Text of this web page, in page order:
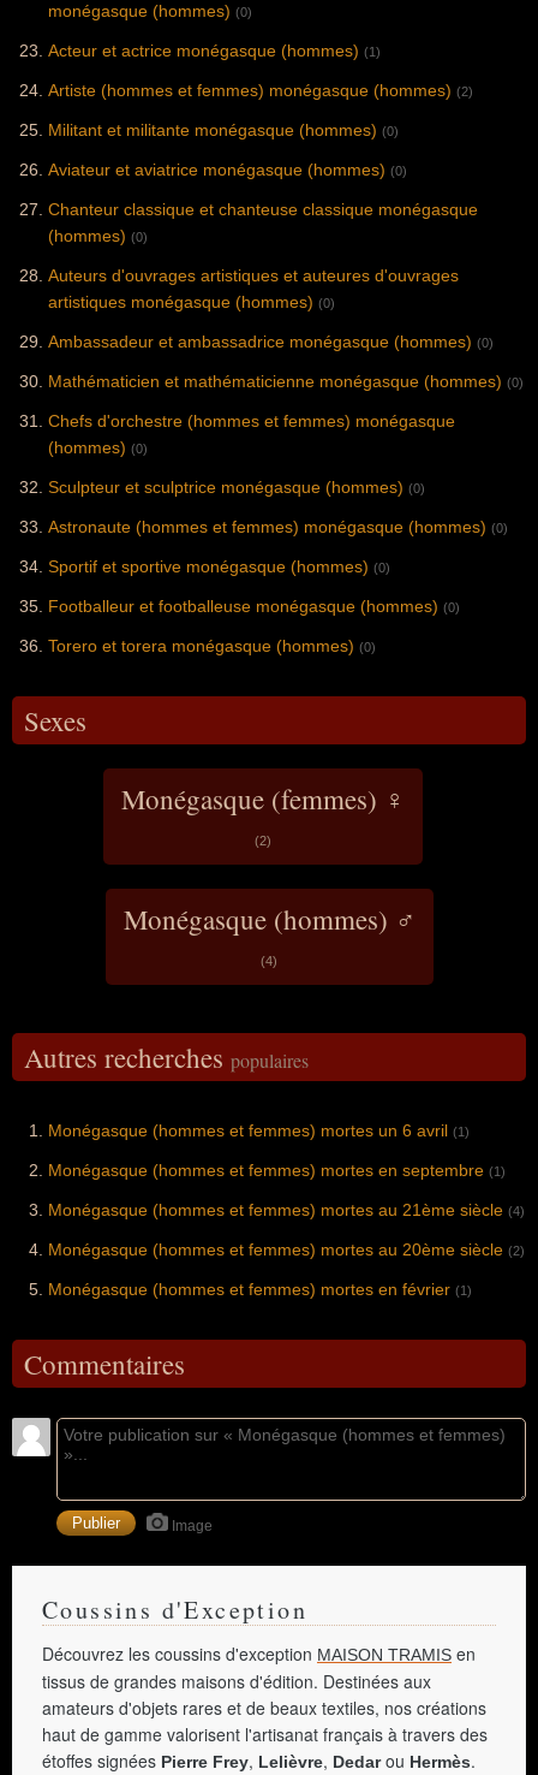
monégasque (hommes) (0)
Acteur et actrice monégasque (hommes) (1)
Artiste (hommes et femmes) monégasque (hommes) (2)
Militant et militante monégasque (hommes) (0)
Aviateur et aviatrice monégasque (hommes) (0)
Chanteur classique et chanteuse classique monégasque
(hommes) (0)
Auteurs d'ouvrages artistiques et auteures d'ouvrages
artistiques monégasque (hommes) (0)
Ambassadeur et ambassadrice monégasque (hommes) (0)
Mathématicien et mathématicienne monégasque (hommes) (0)
Chefs d'orchestre (hommes et femmes) monégasque
(hommes) (0)
Sculpteur et sculptrice monégasque (hommes) (0)
Astronaute (hommes et femmes) monégasque (hommes) (0)
Sportif et sportive monégasque (hommes) (0)
Footballeur et footballeuse monégasque (hommes) (0)
Torero et torera monégasque (hommes) (0)
Sexes
Monégasque (femmes) ♀
(2)
Monégasque (hommes) ♂
(4)
Autres recherches populaires
Monégasque (hommes et femmes) mortes un 6 avril (1)
Monégasque (hommes et femmes) mortes en septembre (1)
Monégasque (hommes et femmes) mortes au 21ème siècle (4)
Monégasque (hommes et femmes) mortes au 20ème siècle (2)
Monégasque (hommes et femmes) mortes en février (1)
Commentaires
Image
Coussins d'Exception
Découvrez les coussins d'exception MAISON TRAMIS en
tissus de grandes maisons d'édition. Destinées aux
amateurs d'objets rares et de beaux textiles, nos créations
haut de gamme valorisent l'artisanat français à travers des
étoffes signées Pierre Frey, Lelièvre, Dedarou Hermès.